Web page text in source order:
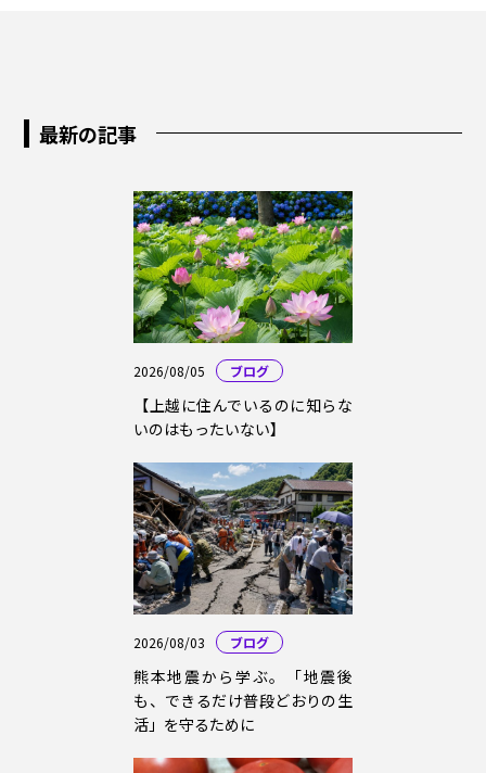
最新の記事
2026/08/05 ブログ
【上越に住んでいるのに知らな
いのはもったいない】
2026/08/03 ブログ
熊本地震から学ぶ。「地震後
も、できるだけ普段どおりの生
活」を守るために